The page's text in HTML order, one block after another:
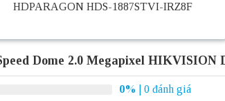
HDPARAGON HDS-1887STVI-IRZ8F
Dome 2.0 Megapixel HIKVISION
0%
| 0 đánh giá